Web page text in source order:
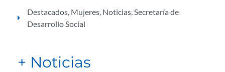
Destacados, Mujeres, Noticias,Secretaría de
Desarrollo Social
+ Noticias